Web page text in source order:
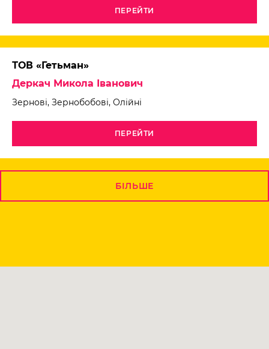
ПЕРЕЙТИ
ТОВ «Гетьман»
Деркач Микола Іванович
Зернові, Зернобобові, Олійні
ПЕРЕЙТИ
БІЛЬШЕ